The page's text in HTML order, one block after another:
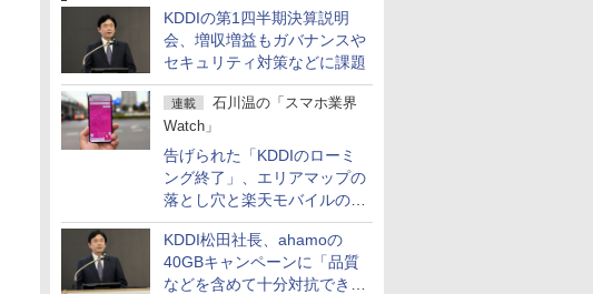
KDDIの第1四半期決算説明
会、増収増益もガバナンスや
セキュリティ対策などに課題
連載
石川温の「スマホ業界
Watch」
告げられた「KDDIのローミ
ング終了」、エリアマップの
落とし穴と楽天モバイルの課
題
KDDI松田社長、ahamoの
40GBキャンペーンに「品質
などを含めて十分対抗でき